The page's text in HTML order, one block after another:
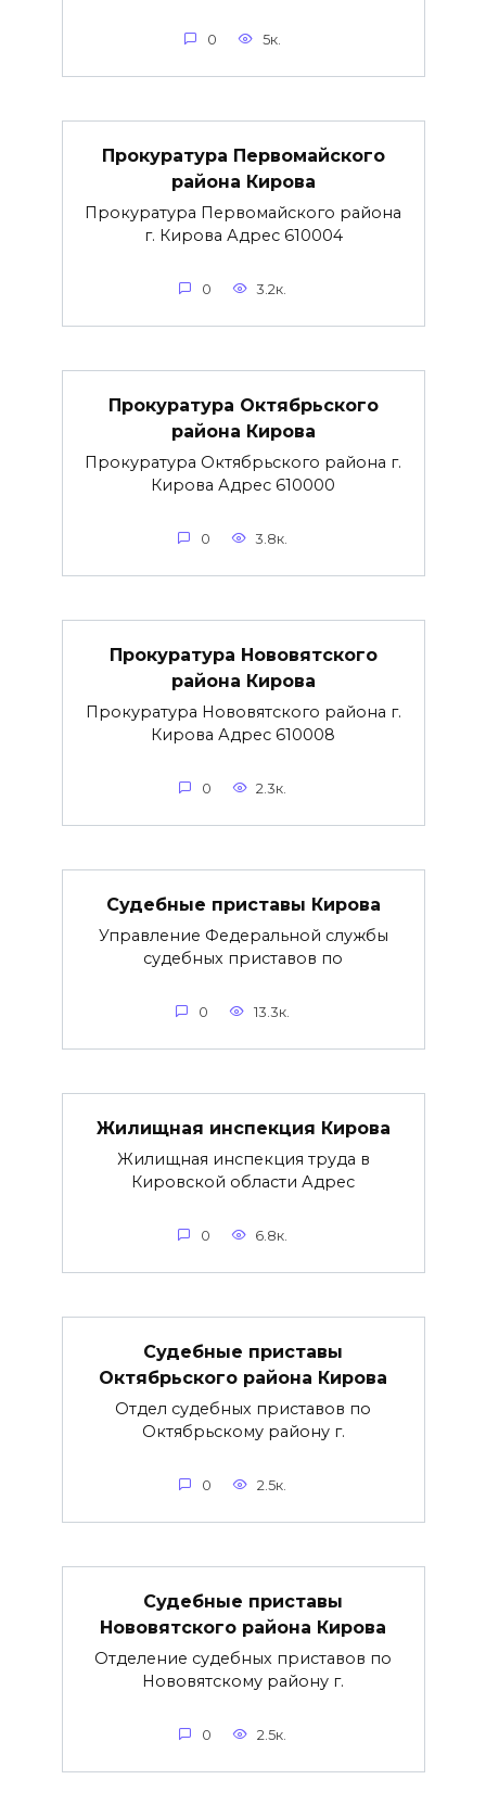
0 5к.
Прокуратура Первомайского
района Кирова
Прокуратура Первомайского района
г. Кирова Адрес 610004
0 3.2к.
Прокуратура Октябрьского
района Кирова
Прокуратура Октябрьского района г.
Кирова Адрес 610000
0 3.8к.
Прокуратура Нововятского
района Кирова
Прокуратура Нововятского района г.
Кирова Адрес 610008
0 2.3к.
Судебные приставы Кирова
Управление Федеральной службы
судебных приставов по
0 13.3к.
Жилищная инспекция Кирова
Жилищная инспекция труда в
Кировской области Адрес
0 6.8к.
Судебные приставы
Октябрьского района Кирова
Отдел судебных приставов по
Октябрьскому району г.
0 2.5к.
Судебные приставы
Нововятского района Кирова
Отделение судебных приставов по
Нововятскому району г.
0 2.5к.